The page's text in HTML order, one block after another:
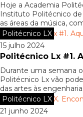
Hoje a Academia
Instituto Politécnico
as áreas da música,
Politécnico LX
15 julho 2024
Politécnico Lx #1.
Durante uma semana
Politécnico Lx vão
das artes às
Politécnico LX
21 junho 2024